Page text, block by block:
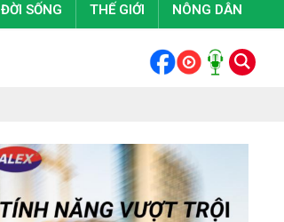
ĐỜI SỐNG THẾ GIỚI NÔNG DÂN